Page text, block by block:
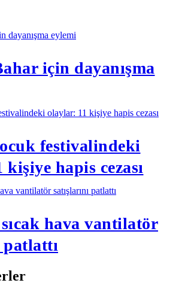
için dayanışma
festivalindeki
hapis cezası
hava vantilatör
patlattı